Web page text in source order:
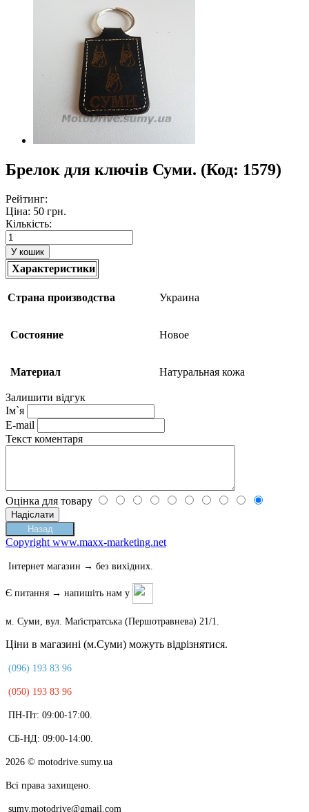
Брелок для ключів Суми. (Код: 1579)
Рейтинг:
Ціна: 50 грн.
Кількість:
Характеристики
Cтрана производства Украина
Состояние Новое
Материал Натуральная кожа
Залишити відгук
Ім`я
E-mail
Текст коментаря
Оцінка для товару
Copyright www.maxx-marketing.net
Інтернет магазин → без вихідних.
Є питання → напишіть нам у
м. Суми, вул. Маґістратська (Першотравнева) 21/1.
Ціни в магазині (м.Суми) можуть відрізнятися.
(096) 193 83 96
(050) 193 83 96
ПН-Пт: 09:00-17:00.
СБ-НД: 09:00-14:00.
2026 © motodrive.sumy.ua
Всі права захищено.
sumy.motodrive@gmail.com